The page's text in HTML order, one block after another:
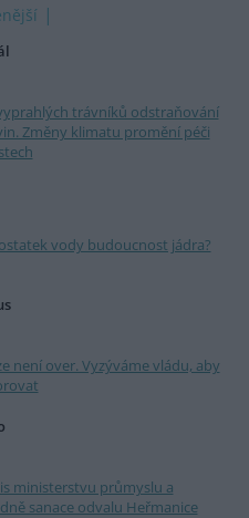
trávníků odstraňování
Změny klimatu promění péči
vody budoucnost jádra?
není over. Vyzýváme vládu, aby
ministerstvu průmyslu a
sanace odvalu Heřmanice